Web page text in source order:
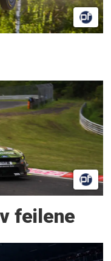
feilene